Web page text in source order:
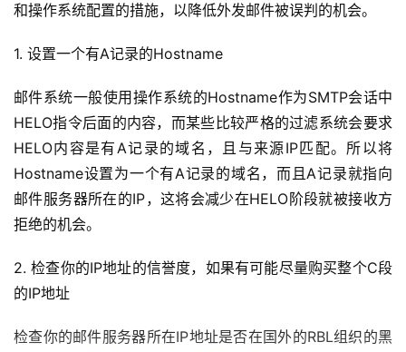
和操作系统配置的措施，以降低外发邮件被误判的机会。
1. 设置一个有A记录的Hostname
邮件系统一般使用操作系统的Hostname作为SMTP会话中
HELO指令后面的内容，而某些比较严格的过滤系统会要求
HELO内容是有A记录的域名，且与来源IP匹配。所以将
Hostname设置为一个有A记录的域名，而且A记录就指向
邮件服务器所在的IP，这将会减少在HELO阶段就被接收方
拒绝的机会。
2. 检查你的IP地址的信誉度，如果有可能尽量购买整个C段
的IP地址
检查你的邮件服务器所在IP地址是否在国外的RBL组织的黑